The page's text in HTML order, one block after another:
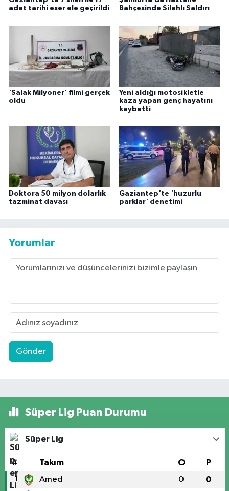
adet tarihi eser ele geçirildi
Bahçesinde Silahlı Saldırı
'Salak Milyoner' filmi gerçek
oldu
Yeni aldığı motosikletle
kaza yapan genç hayatını
kaybetti
Doktora 50 milyon dolarlık
tazminat davası
Gaziantep'te 'huzurlu
parklar' denetimi
Yorumlar
Gönder
Süper Lig Puan Durumu
Süper Lig
# Takım O P
1 Amed 0 0